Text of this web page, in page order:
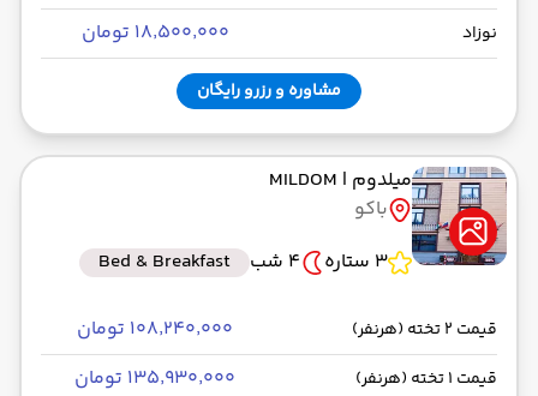
نوزاد ۱۸٬۵۰۰٬۰۰۰ تومان
مشاوره و رزرو رایگان
میلدوم | MILDOM
باکو
3 ستاره
4 شب Bed & Breakfast
قیمت 2 تخته (هرنفر) ۱۰۸٬۲۴۰٬۰۰۰ تومان
قیمت 1 تخته (هرنفر) ۱۳۵٬۹۳۰٬۰۰۰ تومان